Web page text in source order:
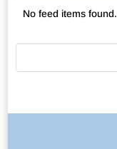
No feed items found.